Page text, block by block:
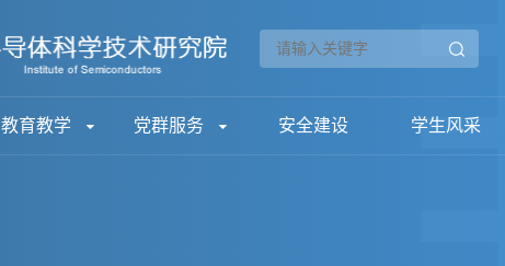
教育教学 党群服务 安全建设 学生风采